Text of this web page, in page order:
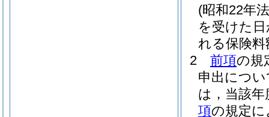
(昭和22年
を受けた
れる保険
2
前項の規
申出につ
は，当該
項の規定